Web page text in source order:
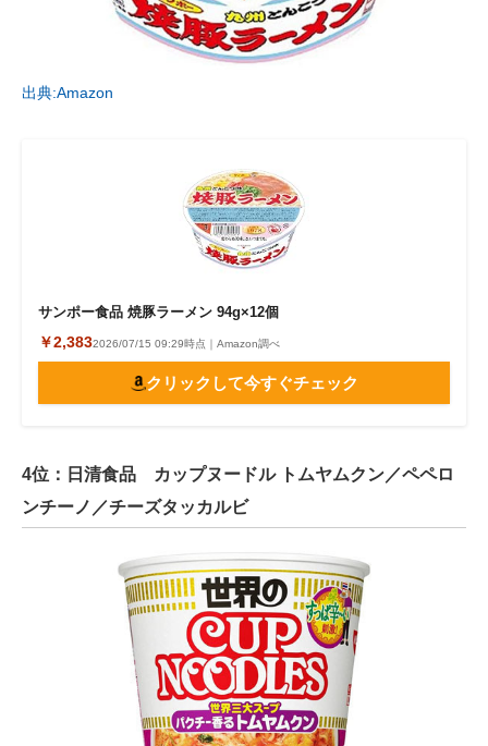
出典:Amazon
サンポー食品 焼豚ラーメン 94g×12個
￥2,3832026/07/15 09:29時点｜Amazon調べ
クリックして今すぐチェック
4位：日清食品 カップヌードル トムヤムクン／ペペロ
ンチーノ／チーズタッカルビ